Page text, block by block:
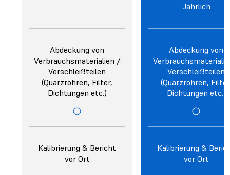
Abdeckung von
Verbrauchsmaterialien /
Verschleißteilen
(Quarzröhren, Filter,
Dichtungen etc.)
Kalibrierung & Bericht
vor Ort
Jährlich
Abdeckung von
Verschleißteilen
(Quarzröhren,
Dichtungen etc.)
Kalibrierung &
vor Ort